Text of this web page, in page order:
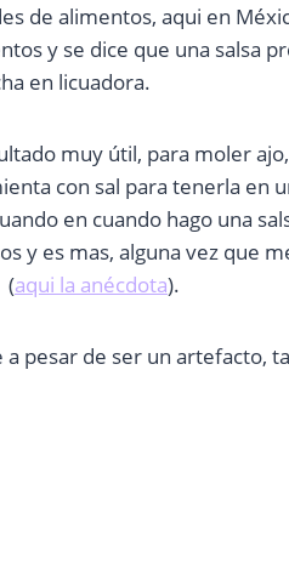
de alimentos, aqui en
y se dice que una salsa
en licuadora.
muy útil, para moler
con sal para tenerla en
en cuando hago una
y es mas, alguna vez que
(aqui la anécdota).
pesar de ser un artefacto,